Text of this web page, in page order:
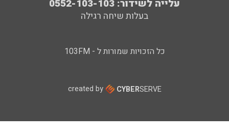
עלייה לשידור: 0552-103-103
בעלות שיחה רגילה
כל הזכויות שמורות ל - 103FM
created by CYBERSERVE